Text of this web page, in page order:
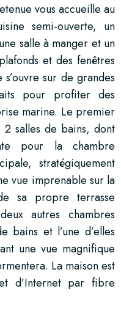
vous accueille au
semi-ouverte, un
salle à manger et un
et des fenêtres
sur de grandes
pour profiter des
marine. Le premier
salles de bains, dont
pour la chambre
stratégiquement
vue imprenable sur la
sa propre terrasse
autres chambres
bains et l’une d’elles
une vue magnifique
La maison est
d’Internet par fibre